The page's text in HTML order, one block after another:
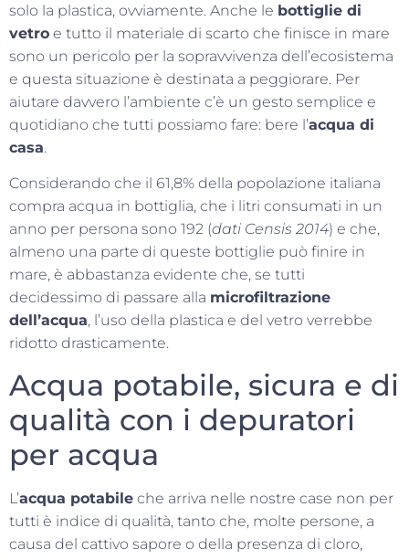
solo la plastica, ovviamente. Anche le bottiglie di
vetro e tutto il materiale di scarto che finisce in mare
sono un pericolo per la sopravvivenza dell’ecosistema
e questa situazione è destinata a peggiorare. Per
aiutare davvero l’ambiente c’è un gesto semplice e
quotidiano che tutti possiamo fare: bere l’acqua di
casa.
Considerando che il 61,8% della popolazione italiana
compra acqua in bottiglia, che i litri consumati in un
anno per persona sono 192 (dati Censis 2014) e che,
almeno una parte di queste bottiglie può finire in
mare, è abbastanza evidente che, se tutti
decidessimo di passare alla microfiltrazione
dell’acqua, l’uso della plastica e del vetro verrebbe
ridotto drasticamente.
Acqua potabile, sicura e di
qualità con i depuratori
per acqua
L’acqua potabile che arriva nelle nostre case non per
tutti è indice di qualità, tanto che, molte persone, a
causa del cattivo sapore o della presenza di cloro,